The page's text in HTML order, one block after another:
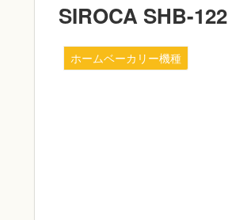
SIROCA SHB-122
ホームベーカリー機種